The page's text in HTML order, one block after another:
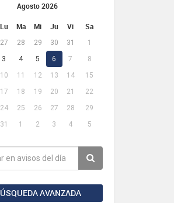
Agosto 2026
Lu Ma Mi Ju Vi Sa
27 28 29 30 31
1
3 4 5 6 7
8
10 11 12 13 14
15
17 18 19 20 21
22
24 25 26 27 28
29
31 1 2 3 4 5
AVANZADA